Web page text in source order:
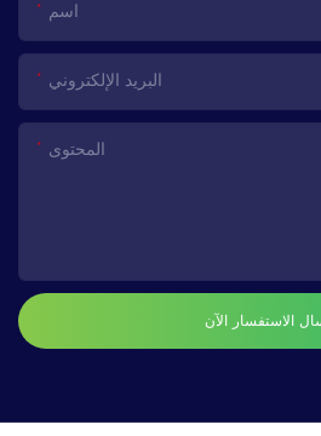
اسم
البريد الإلكتروني
المحتوى
الاستفسار الآن